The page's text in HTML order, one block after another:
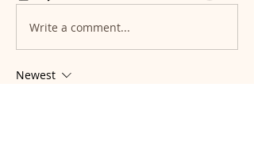
Write a comment...
Newest